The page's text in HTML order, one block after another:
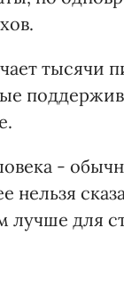
тысячи
-
нельзя
лучше для